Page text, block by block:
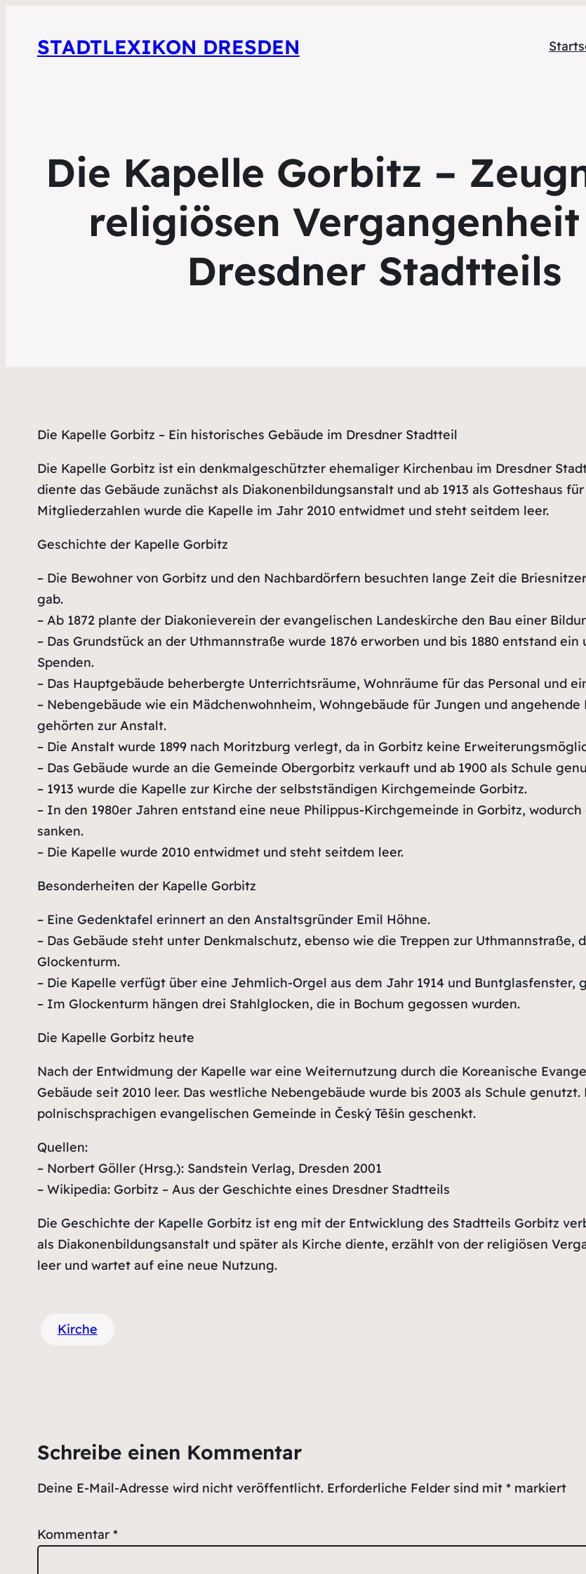
STADTLEXIKON DRESDEN
Die Kapelle Gorbitz –
religiösen
Dresdner Stadtteils
Die Kapelle Gorbitz – Ein historisches Gebäude im Dresdner Stadtteil
Die Kapelle Gorbitz ist ein denkmalgeschützter ehemaliger Kirchenbau im Dresdner
diente das Gebäude zunächst als Diakonenbildungsanstalt und ab 1913 als Gotteshaus
Mitgliederzahlen wurde die Kapelle im Jahr 2010 entwidmet und steht seitdem leer.
Geschichte der Kapelle Gorbitz
– Die Bewohner von Gorbitz und den Nachbardörfern besuchten lange Zeit die
gab.
– Ab 1872 plante der Diakonieverein der evangelischen Landeskirche den Bau einer
– Das Grundstück an der Uthmannstraße wurde 1876 erworben und bis 1880 entstand
Spenden.
– Das Hauptgebäude beherbergte Unterrichtsräume, Wohnräume für das Personal und
– Nebengebäude wie ein Mädchenwohnheim, Wohngebäude für Jungen und
gehörten zur Anstalt.
– Die Anstalt wurde 1899 nach Moritzburg verlegt, da in Gorbitz keine
– Das Gebäude wurde an die Gemeinde Obergorbitz verkauft und ab 1900 als Schule
– 1913 wurde die Kapelle zur Kirche der selbstständigen Kirchgemeinde Gorbitz.
– In den 1980er Jahren entstand eine neue Philippus-Kirchgemeinde in Gorbitz,
sanken.
– Die Kapelle wurde 2010 entwidmet und steht seitdem leer.
Besonderheiten der Kapelle Gorbitz
– Eine Gedenktafel erinnert an den Anstaltsgründer Emil Höhne.
– Das Gebäude steht unter Denkmalschutz, ebenso wie die Treppen zur Uthmannstraße,
Glockenturm.
– Die Kapelle verfügt über eine Jehmlich-Orgel aus dem Jahr 1914 und Buntglasfenster,
– Im Glockenturm hängen drei Stahlglocken, die in Bochum gegossen wurden.
Die Kapelle Gorbitz heute
Nach der Entwidmung der Kapelle war eine Weiternutzung durch die Koreanische
Gebäude seit 2010 leer. Das westliche Nebengebäude wurde bis 2003 als Schule
polnischsprachigen evangelischen Gemeinde in Český Těšín geschenkt.
Quellen:
– Norbert Göller (Hrsg.): Sandstein Verlag, Dresden 2001
– Wikipedia: Gorbitz – Aus der Geschichte eines Dresdner Stadtteils
Die Geschichte der Kapelle Gorbitz ist eng mit der Entwicklung des Stadtteils Gorbitz
als Diakonenbildungsanstalt und später als Kirche diente, erzählt von der religiösen
leer und wartet auf eine neue Nutzung.
Kirche
Schreibe einen Kommentar
Deine E-Mail-Adresse wird nicht veröffentlicht. Erforderliche Felder sind mit *markiert
Kommentar *